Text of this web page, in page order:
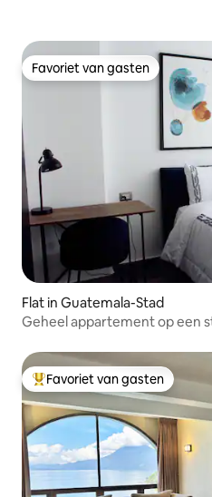
Favoriet van gasten
Favoriet van gasten
Flat in Guatemala-Stad
Geheel appartement op een
Topfavoriet van gasten
Favoriet van gasten